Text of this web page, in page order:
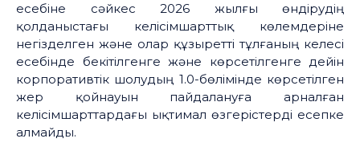
есебіне сәйкес 2026 жылғы өндірудің
қолданыстағы келісімшарттық көлемдеріне
негізделген және олар құзыретті тұлғаның келесі
есебінде бекітілгенге және көрсетілгенге дейін
корпоративтік шолудың 1.0-бөлімінде көрсетілген
жер қойнауын пайдалануға арналған
келісімшарттардағы ықтимал өзгерістерді есепке
алмайды.